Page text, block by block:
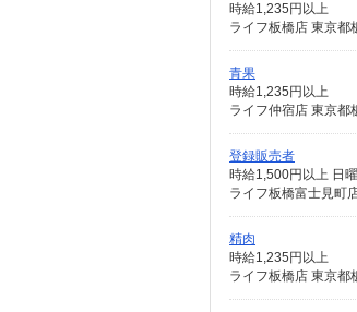
時給1,235円以上
ライフ板橋店 東京都
青果
時給1,235円以上
ライフ仲宿店 東京都
登録販売者
時給1,500円以上 日
ライフ板橋富士見町
精肉
時給1,235円以上
ライフ板橋店 東京都